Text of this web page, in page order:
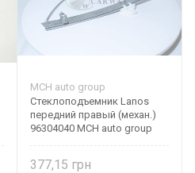
MCH auto group
Стеклоподъемник Lanos
передний правый (механ.)
96304040 MCH auto group
377,15